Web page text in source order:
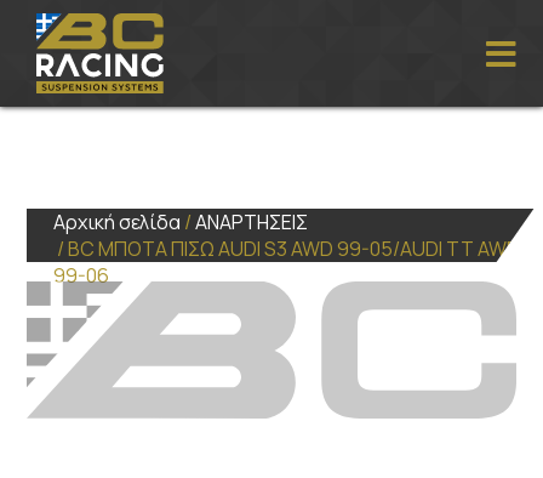
Αρχική σελίδα /ΑΝΑΡΤΗΣΕΙΣ
/ BC ΜΠΟΤΑ ΠΙΣΩ AUDI S3 AWD 99-05/AUDI TT AWD
99-06